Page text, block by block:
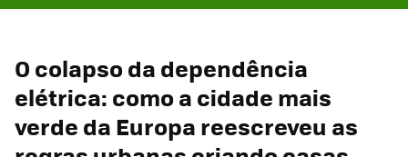
O colapso da dependência
elétrica: como a cidade mais
verde da Europa reescreveu as